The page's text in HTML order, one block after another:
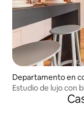
Departamento en
msterdam
Estudio de lujo con